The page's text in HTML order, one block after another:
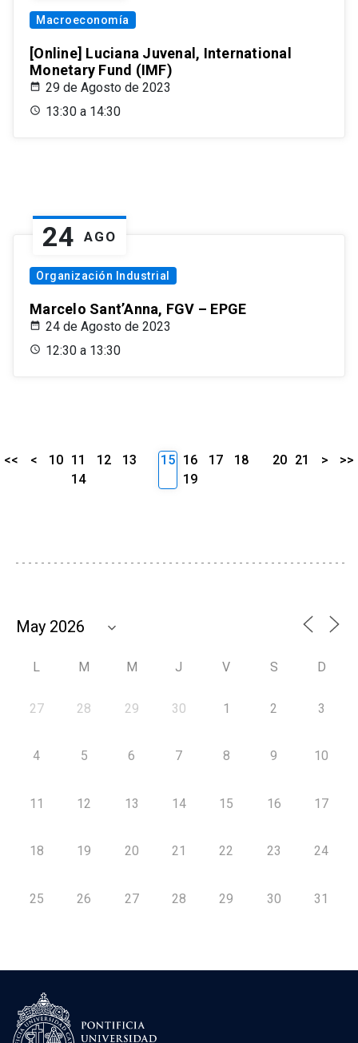
Macroeconomía
[Online] Luciana Juvenal, International
Monetary Fund (IMF)
29 de Agosto de 2023
13:30 a 14:30
24 AGO
Organización Industrial
Marcelo Sant’Anna, FGV – EPGE
24 de Agosto de 2023
12:30 a 13:30
<< < 10 11 12
13
14
15 16 17
18
19
20 21 > >>
L M M J V S D
27 28 29 30 1 2 3
4 5 6 7 8 9 10
11 12 13 14 15 16 17
18 19 20 21 22 23 24
25 26 27 28 29 30 31